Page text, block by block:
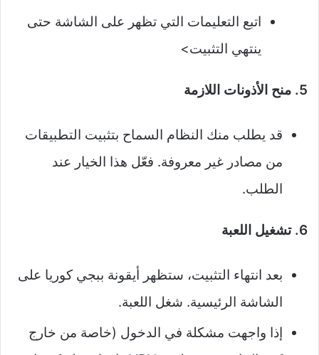
اتبع التعليمات التي تظهر على الشاشة حتى
ينتهي التثبيت>
5. منح الأذونات اللازمة
قد يطلب منك النظام السماح بتثبيت التطبيقات
من مصادر غير معروفة. فعّل هذا الخيار عند
الطلب.
6. تشغيل اللعبة
بعد انتهاء التثبيت، ستظهر أيقونة ببجي كوريا على
الشاشة الرئيسية. شغل اللعبة.
إذا واجهت مشكلة في الدخول (خاصة من خارج